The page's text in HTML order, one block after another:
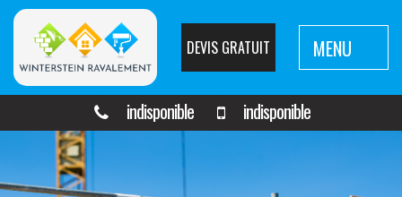
DEVIS GRATUIT MENU
indisponible indisponible